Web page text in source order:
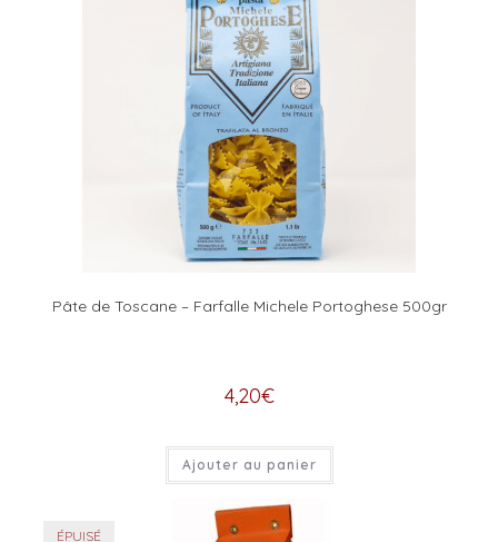
Pâte de Toscane – Farfalle Michele Portoghese 500gr
4,20€
Ajouter au panier
ÉPUISÉ